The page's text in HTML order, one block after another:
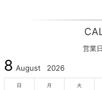
営業
8 August 2026
日 月 火